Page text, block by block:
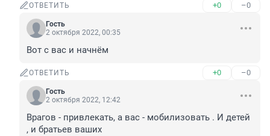
ОТВЕТИТЬ +0 –0
Гость
2 октября 2022, 00:35
Вот с вас и начнём
ОТВЕТИТЬ +0 –0
Гость
2 октября 2022, 12:42
Врагов - привлекать, а вас - мобилизовать . И детей
, и братьев ваших